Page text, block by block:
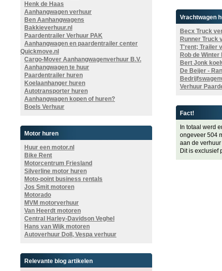
Henk de Haas
Aanhangwagen verhuur
Ben Aanhangwagens
Bakkieverhuur.nl
Paardentrailer Verhuur PAK
Aanhangwagen en paardentrailer center
Quickmove.nl
Cargo-Mover Aanhangwagenverhuur B.V.
Aanhangwagen te huur
Paardentrailer huren
Koelaanhanger huren
Autotransporter huren
Aanhangwagen kopen of huren?
Boels Verhuur
Motor huren
Huur een motor.nl
Bike Rent
Motorcentrum Friesland
Silverline motor huren
Moto-point business rentals
Jos Smit motoren
Motorado
MVM motorverhuur
Van Heerdt motoren
Central Harley-Davidson Veghel
Hans van Wijk motoren
Autoverhuur Doll, Vespa verhuur
Relevante blog artikelen
Vrachtwagen
Becx Truck
Runner Truck
T'rent; Trailer
Rob de
Bert Jonk
De Beijer -
Verhuur
Fact!
In totaal werd
ongeveer 504
aan de
Dit is exclusief